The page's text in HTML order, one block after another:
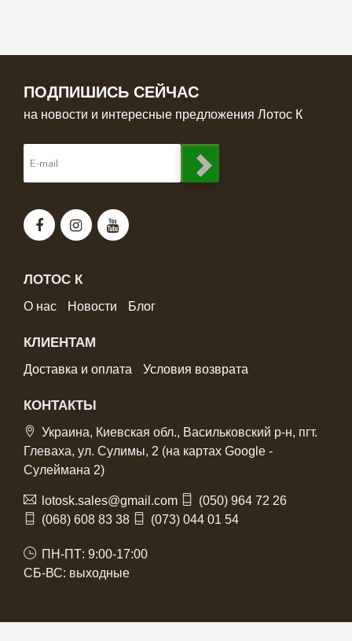
ПОДПИШИСЬ СЕЙЧАС
на новости и интересные предложения Лотос К
ЛОТОС К
О нас Новости Блог
КЛИЕНТАМ
Доставка и оплата Условия возврата
КОНТАКТЫ
Украина, Киевская обл., Васильковский р-н, пгт.
Глеваха, ул. Сулимы, 2 (на картах Google -
Сулеймана 2)
lotosk.sales@gmail.com
(050) 964 72 26
(068) 608 83 38
(073) 044 01 54
ПН-ПТ: 9:00-17:00
СБ-ВС: выходные